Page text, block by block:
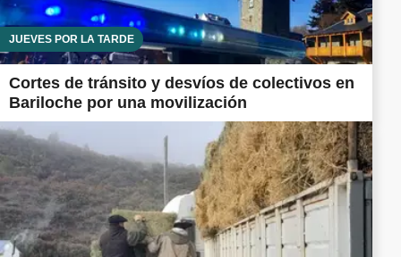
JUEVES POR LA TARDE
Cortes de tránsito y desvíos de colectivos en
Bariloche por una movilización